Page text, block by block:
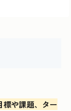
や課題、ター